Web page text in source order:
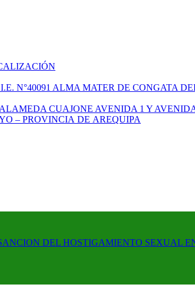
N°40091 ALMA MATER DE CONGATA
CUAJONE AVENIDA 1 Y
– PROVINCIA DE AREQUIPA
DEL HOSTIGAMIENTO SEXUAL